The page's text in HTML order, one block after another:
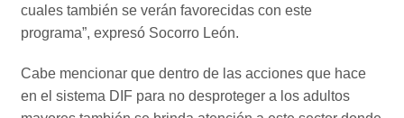
cuales también se verán favorecidas con este
programa”, expresó Socorro León.
Cabe mencionar que dentro de las acciones que hace
en el sistema DIF para no desproteger a los adultos